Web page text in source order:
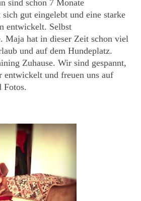
sind schon 7 Monate
gut eingelebt und eine starke
entwickelt. Selbst
Maja hat in dieser Zeit schon viel
und auf dem Hundeplatz.
Zuhause. Wir sind gespannt,
und freuen uns auf
Fotos.